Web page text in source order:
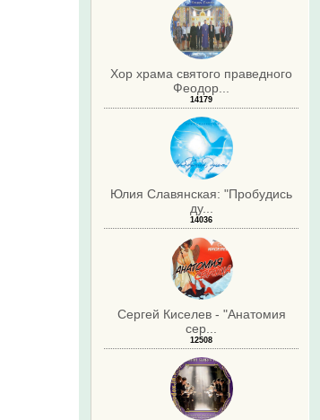
Хор храма святого праведного
Феодор...
14179
Юлия Славянская: "Пробудись
ду...
14036
Сергей Киселев - "Анатомия
сер...
12508